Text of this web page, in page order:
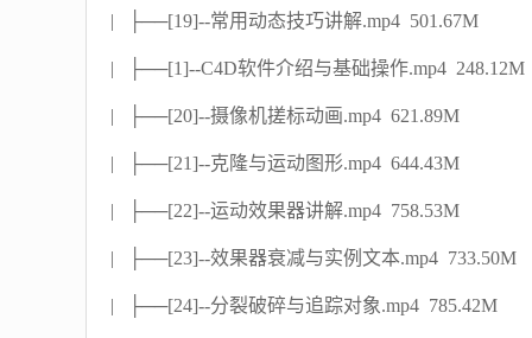
| ├──[19]--常用动态技巧讲解.mp4 501.67M
| ├──[1]--C4D软件介绍与基础操作.mp4 248.12M
| ├──[20]--摄像机搓标动画.mp4 621.89M
| ├──[21]--克隆与运动图形.mp4 644.43M
| ├──[22]--运动效果器讲解.mp4 758.53M
| ├──[23]--效果器衰减与实例文本.mp4 733.50M
| ├──[24]--分裂破碎与追踪对象.mp4 785.42M